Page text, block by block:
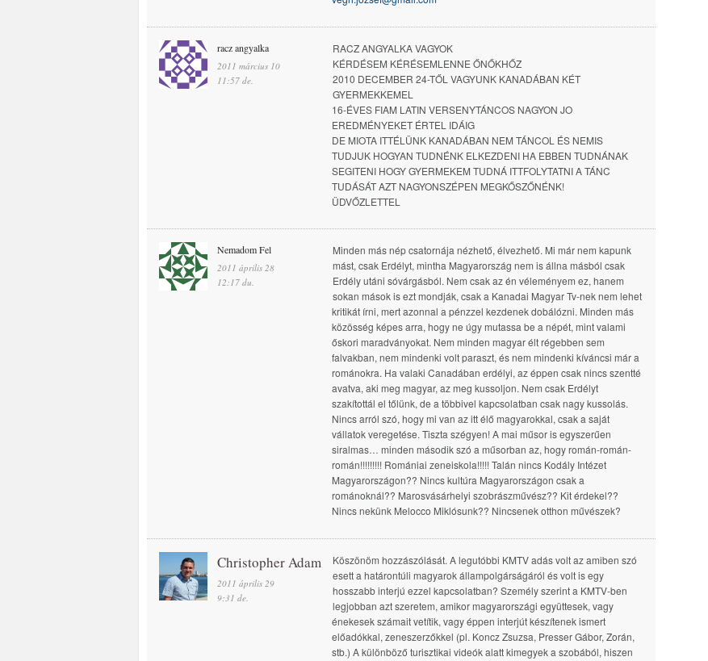
racz angyalka
2011 március 10
11:57 de.
RACZ ANGYALKA VAGYOK
KÉRDÉSEM KÉRÉSEMLENNE ŐNŐKHŐZ
2010 DECEMBER 24-TŐL VAGYUNK KANADÁBAN KÉT
GYERMEKKEMEL
16-ÉVES FIAM LATIN VERSENYTÁNCOS NAGYON JO
EREDMÉNYEKET ÉRTEL IDÁIG
DE MIOTA ITTÉLÜNK KANADÁBAN NEM TÁNCOL ÉS NEMIS
TUDJUK HOGYAN TUDNÉNK ELKEZDENI HA EBBEN TUDNÁNAK
SEGITENI HOGY GYERMEKEM TUDNÁ ITTFOLYTATNI A TÁNC
TUDÁSÁT AZT NAGYONSZÉPEN MEGKŐSZŐNÉNK!
ÜDVŐZLETTEL
Nemadom Fel
2011 április 28
12:17 du.
Minden más nép csatornája nézhető, élvezhető. Mi már nem kapunk
mást, csak Erdélyt, mintha Magyarország nem is állna másból csak
Erdély utáni sóvárgásból. Nem csak az én véleményem ez, hanem
sokan mások is ezt mondják, csak a Kanadai Magyar Tv-nek nem lehet
kritikát írni, mert azonnal a pénzzel kezdenek dobálózni. Minden más
közösség képes arra, hogy ne úgy mutassa be a népét, mint valami
őskori maradványokat. Nem minden magyar élt régebben sem
falvakban, nem mindenki volt paraszt, és nem mindenki kíváncsi már a
románokra. Ha valaki Canadában erdélyi, az éppen csak nincs szentté
avatva, aki meg magyar, az meg kussoljon. Nem csak Erdélyt
szakítottál el tőlünk, de a többivel kapcsolatban csak nagy kussolás.
Nincs arról szó, hogy mi van az itt élő magyarokkal, csak a saját
vállatok veregetése. Tiszta szégyen! A mai műsor is egyszerűen
siralmas… minden második szó a műsorban az, hogy román-román-
román!!!!!!!!! Romániai zeneiskola!!!!! Talán nincs Kodály Intézet
Magyarországon?? Nincs kultúra Magyarországon csak a
románoknál?? Marosvásárhelyi szobrászművész?? Kit érdekel??
Nincs nekünk Melocco Miklósunk?? Nincsenek otthon művészek?
Christopher Adam
2011 április 29
9:31 de.
Köszönöm hozzászólását. A legutóbbi KMTV adás volt az amiben szó
esett a határontúli magyarok állampolgárságáról és volt is egy
hosszabb interjú ezzel kapcsolatban? Személy szerint a KMTV-ben
legjobban azt szeretem, amikor magyarországi együttesek, vagy
énekesek számait vetítik, vagy éppen interjút készítenek ismert
előadókkal, zeneszerzőkkel (pl. Koncz Zsuzsa, Presser Gábor, Zorán,
stb.) A különböző turisztikai videók alatt kimegyek a szobából, hiszen